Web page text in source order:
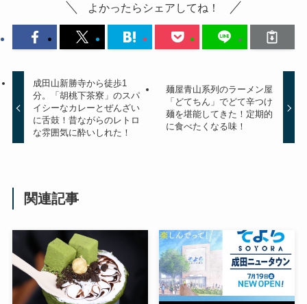
よかったらシェアしてね！
成田山新勝寺から徒歩1
分。「胡桃下茶寮」のスパ
イシーなカレーとぜんざい
に舌鼓！昔ながらのレトロ
な雰囲気に酔いしれた！
麺屋青山系列のラーメン屋
「どてちん」でどて辛つけ
麺を堪能してきた！定期的
に食べたくなる味！
関連記事